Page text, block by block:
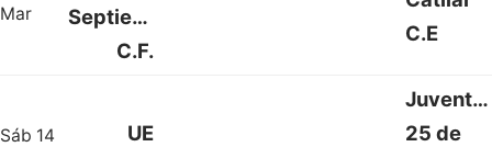
Mar
Septiembre
C.F.
C.E
Sáb 14
UE
25 de